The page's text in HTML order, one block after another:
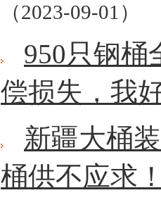
（2023-09-01）
950只钢桶
偿损失，我
新疆大桶
桶供不应求